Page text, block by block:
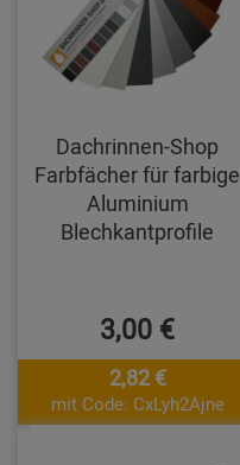
Dachrinnen-Shop
Farbfächer für farbige
Aluminium
Blechkantprofile
3,00 €
2,82 €
mit Code: CxLyh2Ajne